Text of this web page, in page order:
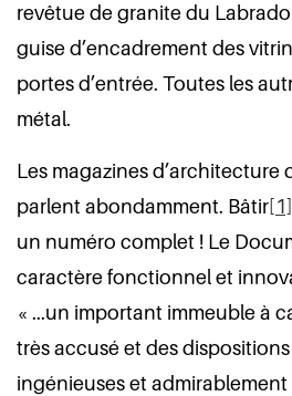
revêtue de granite du
guise d’encadrement des
portes d’entrée. Toutes les
métal.
Les magazines d’architecture
parlent abondamment. Bâtir[1]
un numéro complet ! Le
caractère fonctionnel et
« ...un important immeuble à
très accusé et des
ingénieuses et